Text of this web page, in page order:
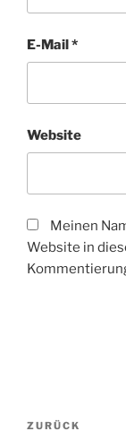
E-Mail*
Website
Meinen
Website in
Beitrags-
Vorheriger
ZURÜCK